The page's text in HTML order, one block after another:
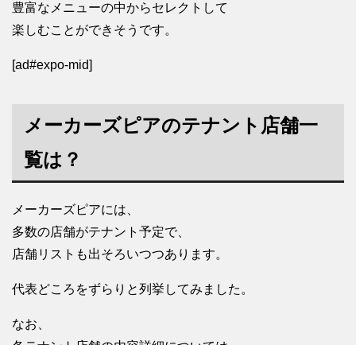
豊富なメニューの中からセレクトして
楽しむことができそうです。
[ad#expo-mid]
メーカーズピアのテナント店舗一
覧は？
メーカーズピアには、
多数の店舗がテナント予定で、
店舗リストも出そろいつつあります。
代表どころをずらりと列挙してみました。
なお、